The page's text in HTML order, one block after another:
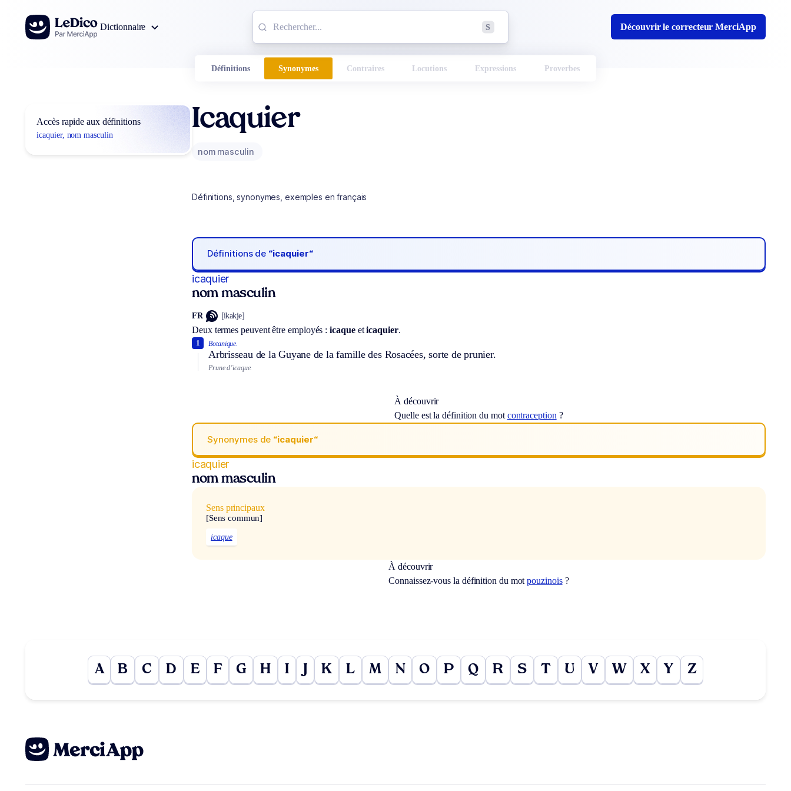
Aller au contenu
Dictionnaire
S Découvrir le correcteur MerciApp
Définitions Synonymes Contraires Locutions Expressions Proverbes
Accès rapide aux définitions
icaquier, nom masculin
Icaquier
nom masculin
Définitions, synonymes, exemples en français
Définitions de “icaquier“
icaquier
nom masculin
FR [ikakje]
Deux termes peuvent être employés :icaqueeticaquier.
Botanique.
Arbrisseau de la Guyane de la famille des Rosacées, sorte de prunier.
1
Prune d’icaque.
À découvrir
Quelle est la définition du mot contraception ?
Synonymes de “icaquier“
icaquier
nom masculin
Sens principaux
[Sens commun]
icaque
À découvrir
Connaissez-vous la définition du motpouzinois?
A B C D E F G H I J K L M N O P Q R S T U V W X Y Z